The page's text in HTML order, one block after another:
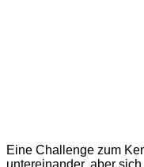
Eine Challenge zum
untereinander, aber